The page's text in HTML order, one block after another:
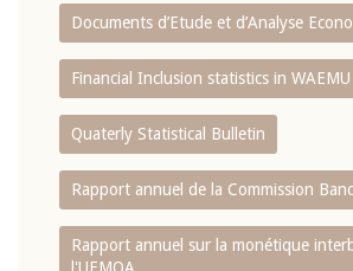
Documents d’Etude et d’Analyse
Financial Inclusion statistics in WAEMU
Quaterly Statistical Bulletin
Rapport annuel de la Commission
Rapport annuel sur la monétique